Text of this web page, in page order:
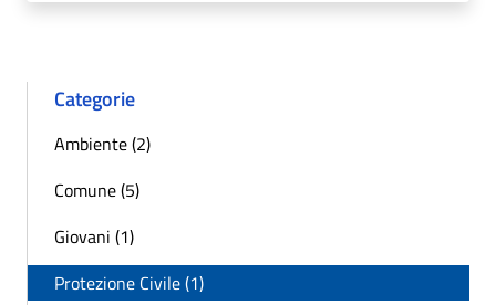
Categorie
Ambiente (2)
Comune (5)
Giovani (1)
Protezione Civile (1)